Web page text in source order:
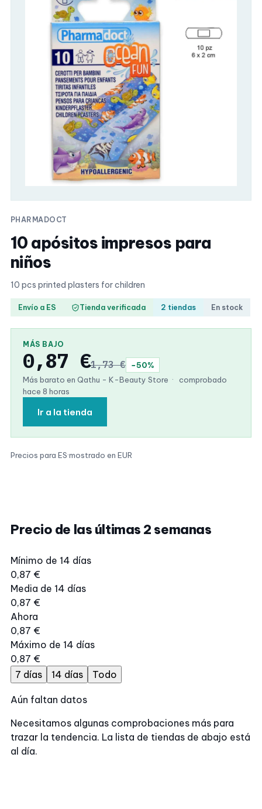
PHARMADOCT
10 apósitos impresos para
niños
10 pcs printed plasters for children
Envío a ES Tienda verificada 2 tiendas En stock
MÁS BAJO
0,87 €1,73 €
−50%
Más barato en Qathu - K-Beauty Store ·
comprobado
hace 8 horas
Ir a la tienda
Precios para ES·mostrado en EUR
Precio de las últimas 2 semanas
Mínimo de 14 días
0,87 €
Media de 14 días
0,87 €
Ahora
0,87 €
Máximo de 14 días
0,87 €
7 días
14 días Todo
Aún faltan datos
Necesitamos algunas comprobaciones más para
trazar la tendencia. La lista de tiendas de abajo está
al día.